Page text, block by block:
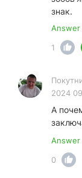
знак.
Answer
1
2024
А
Answer
0